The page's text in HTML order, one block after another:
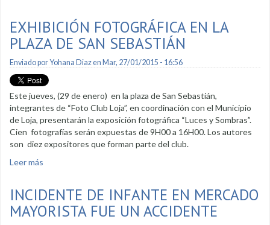
EXHIBICIÓN FOTOGRÁFICA EN LA
PLAZA DE SAN SEBASTIÁN
Enviado porYohana Diazen Mar, 27/01/2015 - 16:56
Este jueves, (29 de enero) en la plaza de San Sebastián,
integrantes de “Foto Club Loja”, en coordinación con el Municipio
de Loja, presentarán la exposición fotográfica “Luces y Sombras”.
Cien fotografías serán expuestas de 9H00 a 16H00. Los autores
son diez expositores que forman parte del club.
Leer más
INCIDENTE DE INFANTE EN MERCADO
MAYORISTA FUE UN ACCIDENTE